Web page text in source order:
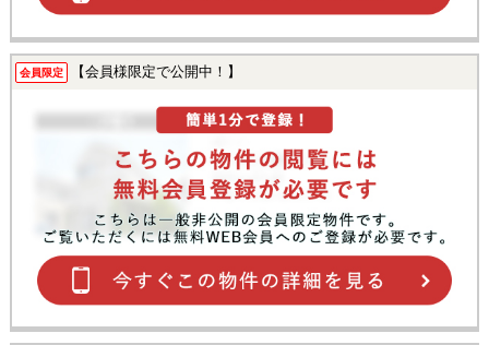
会員限定 【会員様限定で公開中！】